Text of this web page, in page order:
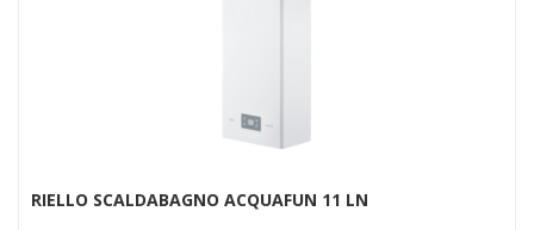
RIELLO SCALDABAGNO ACQUAFUN 11 LN